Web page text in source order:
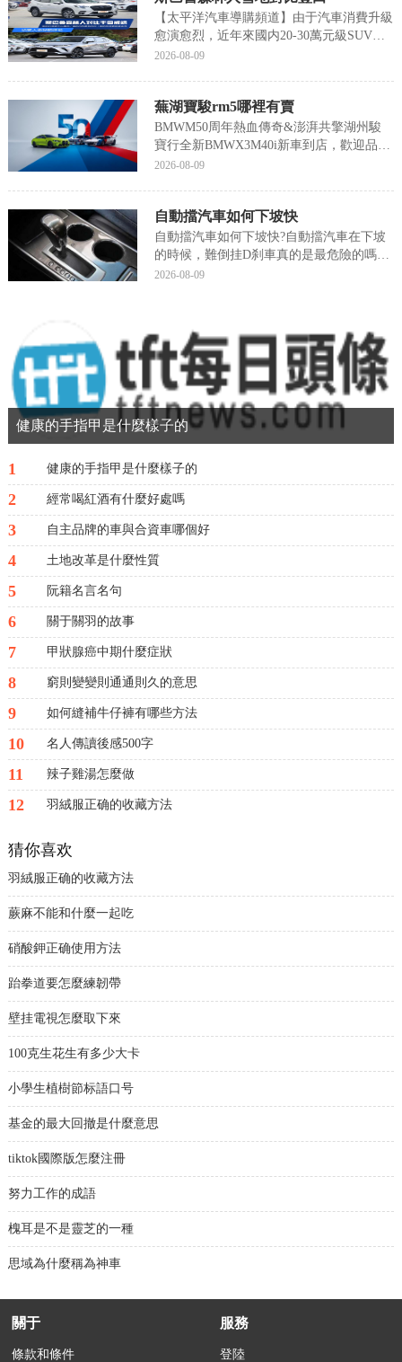
洗時注意對電...
【太平洋汽車導購頻道】由于汽車消費升級
愈演愈烈，近年來國内20-30萬元級SUV的
市場占有率節節攀升，這說明了不少中國中
質，給到家人更好的體驗。而在這個級别當
中，斯巴...
2026-08-09
蕪湖寶駿rm5哪裡有賣
BMWM50周年熱血傳奇&澎湃共擎湖州駿
寶行全新BMWX3M40i新車到店，歡迎品鑒
時值BMWM品牌成立50周年之際，BMWM
BMWX4M40i在中國上市，進一...
2026-08-09
自動擋汽車如何下坡快
自動擋汽車如何下坡快?自動擋汽車在下坡
的時候，難倒挂D刹車真的是最危險的嗎？
我們該如何去駕駛自動擋的汽車去下坡
汽車在下坡的時候...
2026-08-09
健康的手指甲是什麼樣子的
1 健康的手指甲是什麼樣子的
2 經常喝紅酒有什麼好處嗎
3 自主品牌的車與合資車哪個好
4 土地改革是什麼性質
5 阮籍名言名句
6 關于關羽的故事
7 甲狀腺癌中期什麼症狀
8 窮則變變則通通則久的意思
9 如何縫補牛仔褲有哪些方法
10 名人傳讀後感500字
11 辣子雞湯怎麼做
12 羽絨服正确的收藏方法
猜你喜欢
羽絨服正确的收藏方法
蕨麻不能和什麼一起吃
硝酸鉀正确使用方法
跆拳道要怎麼練韌帶
壁挂電視怎麼取下來
100克生花生有多少大卡
小學生植樹節标語口号
基金的最大回撤是什麼意思
tiktok國際版怎麼注冊
努力工作的成語
槐耳是不是靈芝的一種
思域為什麼稱為神車
關于
條款和條件
服務
登陸